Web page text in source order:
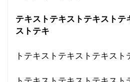
テキストテキストテキストテ
ストテキ
トテキストテキストテキスト